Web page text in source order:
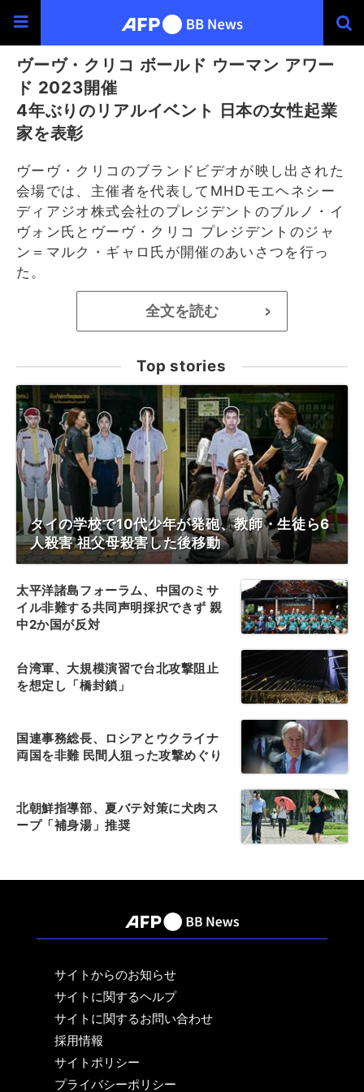
ヴーヴ・クリコ ボールド ウーマン アワー
ド 2023開催
4年ぶりのリアルイベント 日本の女性起業
家を表彰
ヴーヴ・クリコのブランドビデオが映し出された
会場では、主催者を代表してMHDモエヘネシー
ディアジオ株式会社のプレジデントのブルノ・イ
ヴォン氏とヴーヴ・クリコ プレジデントのジャ
ン＝マルク・ギャロ氏が開催のあいさつを行っ
た。
全文を読む >
Top stories
タイの学校で10代少年が発砲、教師・生徒ら6
人殺害 祖父母殺害した後移動
太平洋諸島フォーラム、中国のミサ
イル非難する共同声明採択できず 親
中2か国が反対
台湾軍、大規模演習で台北攻撃阻止
を想定し「橋封鎖」
国連事務総長、ロシアとウクライナ
両国を非難 民間人狙った攻撃めぐり
北朝鮮指導部、夏バテ対策に犬肉ス
ープ「補身湯」推奨
サイトからのお知らせ
サイトに関するヘルプ
サイトに関するお問い合わせ
採用情報
サイトポリシー
プライバシーポリシー